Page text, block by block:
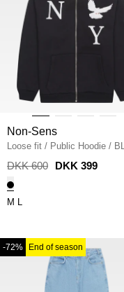
Non-Sens
Loose fit / Public Hoodie /
DKK 600 DKK 399
M L
-72% End of season